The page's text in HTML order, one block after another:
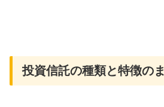
投資信託の種類と特徴の